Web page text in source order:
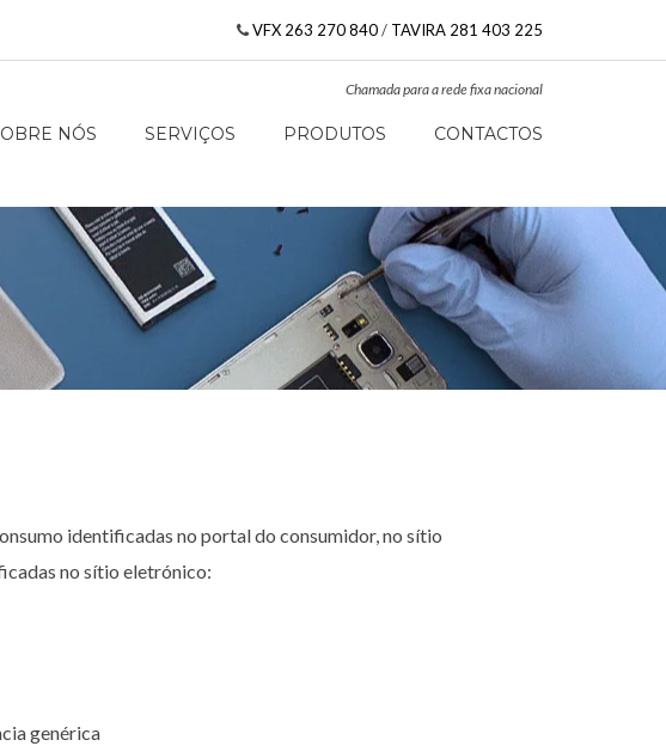
VFX 263 270 840/ TAVIRA 281 403 225
Chamada para a rede fixa nacional
NÓS SERVIÇOS PRODUTOS CONTACTOS
identificadas no portal do consumidor, no sítio
no sítio eletrónico:
genérica